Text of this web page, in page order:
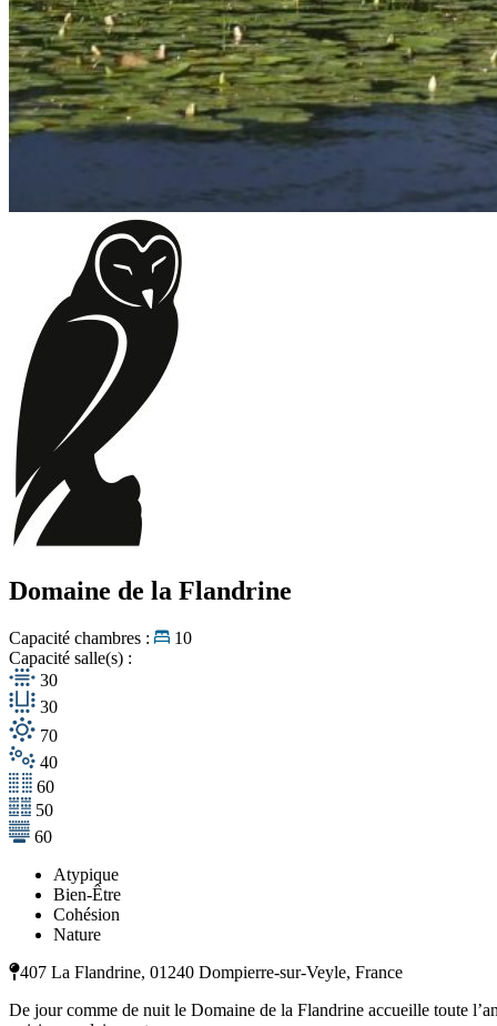
Domaine de la Flandrine
Capacité chambres :
10
Capacité salle(s) :
30
30
70
40
60
50
60
Atypique
Bien-Être
Cohésion
Nature
407 La Flandrine, 01240 Dompierre-sur-Veyle, France
De jour comme de nuit le Domaine de la Flandrine accueille toute